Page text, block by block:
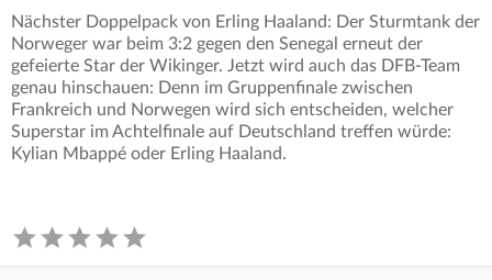
Nächster Doppelpack von Erling Haaland: Der Sturmtank der
Norweger war beim 3:2 gegen den Senegal erneut der
gefeierte Star der Wikinger. Jetzt wird auch das DFB-Team
genau hinschauen: Denn im Gruppenfinale zwischen
Frankreich und Norwegen wird sich entscheiden, welcher
Superstar im Achtelfinale auf Deutschland treffen würde:
Kylian Mbappé oder Erling Haaland.